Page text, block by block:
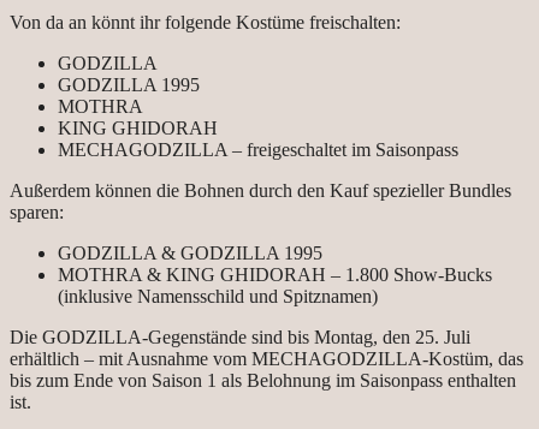
Von da an könnt ihr folgende Kostüme freischalten:
GODZILLA
GODZILLA 1995
MOTHRA
KING GHIDORAH
MECHAGODZILLA – freigeschaltet im Saisonpass
Außerdem können die Bohnen durch den Kauf spezieller Bundles
sparen:
GODZILLA & GODZILLA 1995
MOTHRA & KING GHIDORAH – 1.800 Show-Bucks
(inklusive Namensschild und Spitznamen)
Die GODZILLA-Gegenstände sind bis Montag, den 25. Juli
erhältlich – mit Ausnahme vom MECHAGODZILLA-Kostüm, das
bis zum Ende von Saison 1 als Belohnung im Saisonpass enthalten
ist.